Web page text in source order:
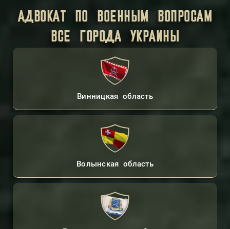
АДВОКАТ ПО ВОЕННЫМ ВОПРОСАМ
ВСЕ ГОРОДА УКРАИНЫ
Винницкая область
Волынская область